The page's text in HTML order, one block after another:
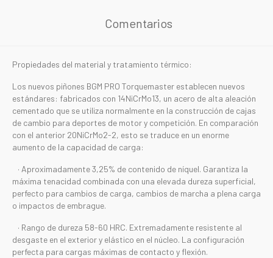
Comentarios
Propiedades del material y tratamiento térmico:
Los nuevos piñones BGM PRO Torquemaster establecen nuevos
estándares: fabricados con 14NiCrMo13, un acero de alta aleación
cementado que se utiliza normalmente en la construcción de cajas
de cambio para deportes de motor y competición. En comparación
con el anterior 20NiCrMo2-2, esto se traduce en un enorme
aumento de la capacidad de carga:
· Aproximadamente 3,25% de contenido de níquel. Garantiza la
máxima tenacidad combinada con una elevada dureza superficial,
perfecto para cambios de carga, cambios de marcha a plena carga
o impactos de embrague.
· Rango de dureza 58-60 HRC. Extremadamente resistente al
desgaste en el exterior y elástico en el núcleo. La configuración
perfecta para cargas máximas de contacto y flexión.